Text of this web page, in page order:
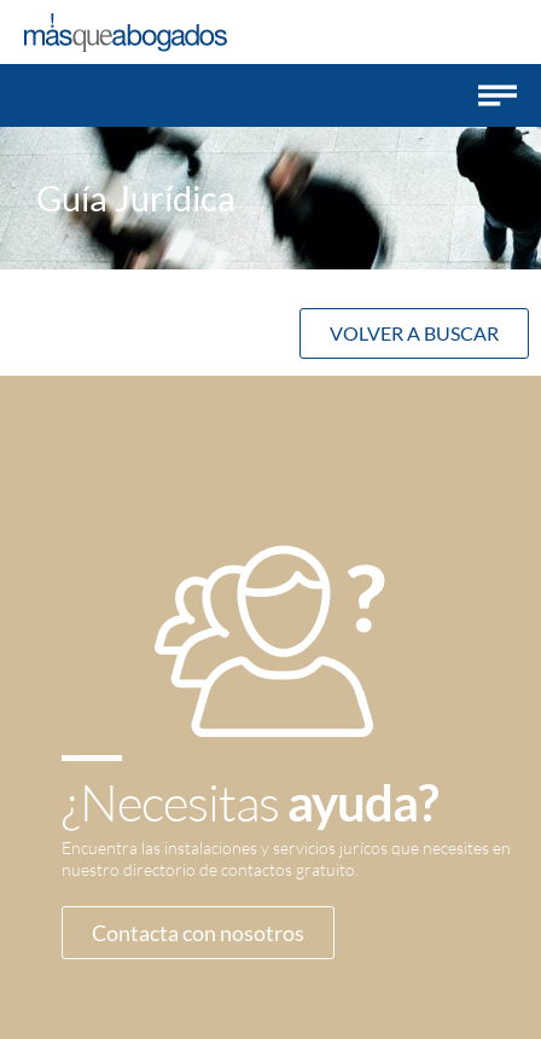
Guía Jurídica
VOLVER A BUSCAR
¿Necesitasayuda?
Encuentra las instalaciones y servicios jurícos que necesites en
nuestro directorio de contactos gratuito.
Contacta con nosotros